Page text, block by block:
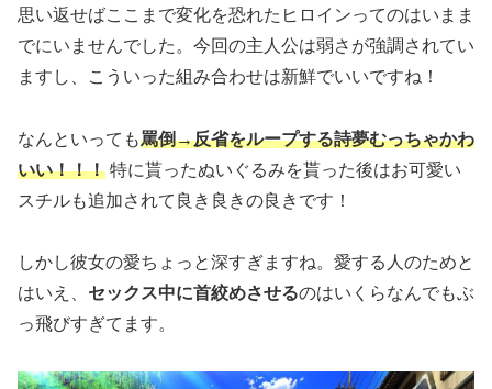
思い返せばここまで変化を恐れたヒロインってのはいまま
でにいませんでした。今回の主人公は弱さが強調されてい
ますし、こういった組み合わせは新鮮でいいですね！
なんといっても罵倒→反省をループする詩夢むっちゃかわ
いい！！！ 特に貰ったぬいぐるみを貰った後はお可愛い
スチルも追加されて良き良きの良きです！
しかし彼女の愛ちょっと深すぎますね。愛する人のためと
はいえ、 セックス中に首絞めさせるのはいくらなんでもぶ
っ飛びすぎてます。